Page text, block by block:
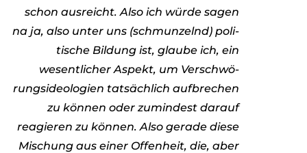
schon aus­reicht. Also ich würde sagen
na ja, also unter uns (schmun­zelnd) poli­
ti­sche Bil­dung ist, glaube ich, ein
wesent­li­cher Aspekt, um Ver­schwö­
rungs­ideo­lo­gien tat­säch­lich auf­bre­chen
zu kön­nen oder zumin­dest dar­auf
reagie­ren zu kön­nen. Also gerade diese
Mischung aus einer Offen­heit, die, aber